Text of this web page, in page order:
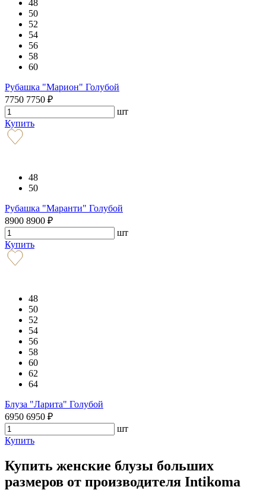
48
50
52
54
56
58
60
Рубашка "Марион" Голубой
7750 7750 ₽
шт
Купить
48
50
Рубашка "Маранти" Голубой
8900 8900 ₽
шт
Купить
48
50
52
54
56
58
60
62
64
Блуза "Ларита" Голубой
6950 6950 ₽
шт
Купить
Купить женские блузы больших
размеров от производителя Intikoma